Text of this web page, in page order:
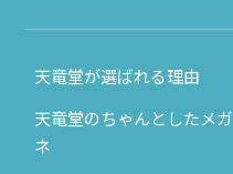
天竜堂が選ばれる理由
天竜堂のちゃんとしたメガ
ネ